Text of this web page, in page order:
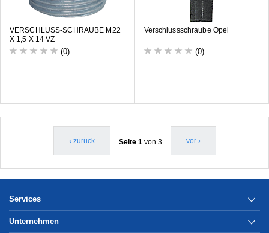
VERSCHLUSS-SCHRAUBE M22
X 1,5 X 14 VZ
(0)
Verschlussschraube Opel
(0)
‹ zurück Seite 1von 3 vor ›
Services
Unternehmen